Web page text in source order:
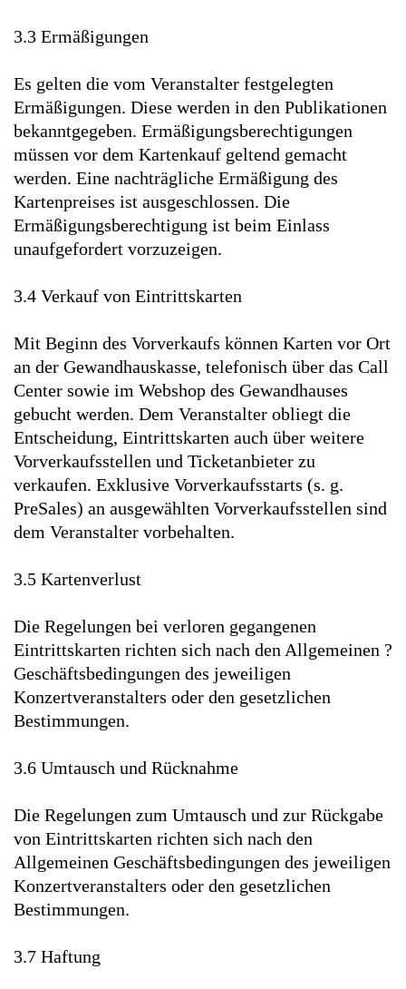
3.3 Ermäßigungen
Es gelten die vom Veranstalter festgelegten
Ermäßigungen. Diese werden in den Publikationen
bekanntgegeben. Ermäßigungsberechtigungen
müssen vor dem Kartenkauf geltend gemacht
werden. Eine nachträgliche Ermäßigung des
Kartenpreises ist ausgeschlossen. Die
Ermäßigungsberechtigung ist beim Einlass
unaufgefordert vorzuzeigen.
3.4 Verkauf von Eintrittskarten
Mit Beginn des Vorverkaufs können Karten vor Ort
an der Gewandhauskasse, telefonisch über das Call
Center sowie im Webshop des Gewandhauses
gebucht werden. Dem Veranstalter obliegt die
Entscheidung, Eintrittskarten auch über weitere
Vorverkaufsstellen und Ticketanbieter zu
verkaufen. Exklusive Vorverkaufsstarts (s. g.
PreSales) an ausgewählten Vorverkaufsstellen sind
dem Veranstalter vorbehalten.
3.5 Kartenverlust
Die Regelungen bei verloren gegangenen
Eintrittskarten richten sich nach den Allgemeinen ?
Geschäftsbedingungen des jeweiligen
Konzertveranstalters oder den gesetzlichen
Bestimmungen.
3.6 Umtausch und Rücknahme
Die Regelungen zum Umtausch und zur Rückgabe
von Eintrittskarten richten sich nach den
Allgemeinen Geschäftsbedingungen des jeweiligen
Konzertveranstalters oder den gesetzlichen
Bestimmungen.
3.7 Haftung